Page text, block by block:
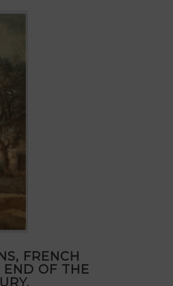
FRENCH
END OF THE